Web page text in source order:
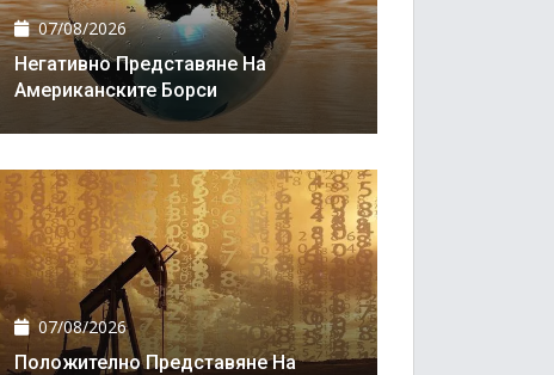
07/08/2026
Негативно Представяне На
Американските Борси
07/08/2026
Положително Представяне На